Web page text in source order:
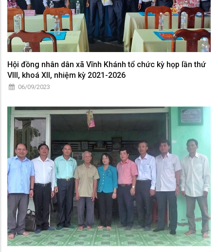
Hội đồng nhân dân xã Vĩnh Khánh tổ chức kỳ họp lần thứ
VIII, khoá XII, nhiệm kỳ 2021-2026
06/09/2023